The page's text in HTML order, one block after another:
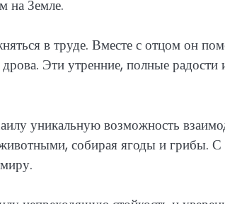
на Земле.
в труде. Вместе с отцом он
Эти утренние, полные радости
уникальную возможность
собирая ягоды и грибы.